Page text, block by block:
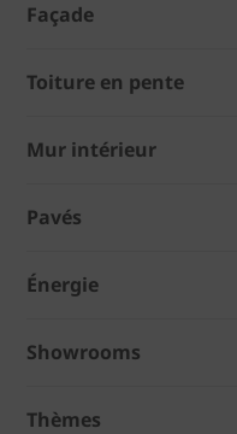
Façade
Toiture en pente
Mur intérieur
Pavés
Énergie
Showrooms
Thèmes